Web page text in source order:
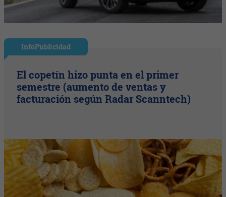
InfoPublicidad
El copetín hizo punta en el primer
semestre (aumento de ventas y
facturación según Radar Scanntech)